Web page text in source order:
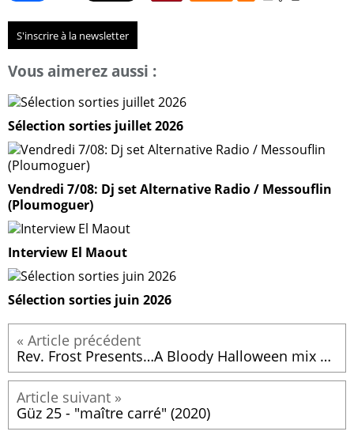
S'inscrire à la newsletter
Vous aimerez aussi :
Sélection sorties juillet 2026
Vendredi 7/08: Dj set Alternative Radio / Messouflin
(Ploumoguer)
Interview El Maout
Sélection sorties juin 2026
Rev. Frost Presents…A Bloody Halloween mix part 15
Güz 25 - "maître carré" (2020)